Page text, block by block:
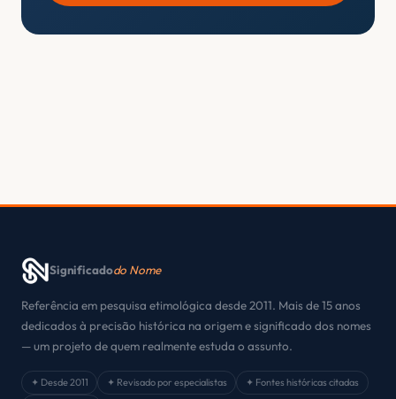
Significadodo Nome
Referência em pesquisa etimológica desde 2011. Mais de 15 anos
dedicados à precisão histórica na origem e significado dos nomes
— um projeto de quem realmente estuda o assunto.
✦ Desde 2011 ✦ Revisado por especialistas
✦ Fontes históricas citadas